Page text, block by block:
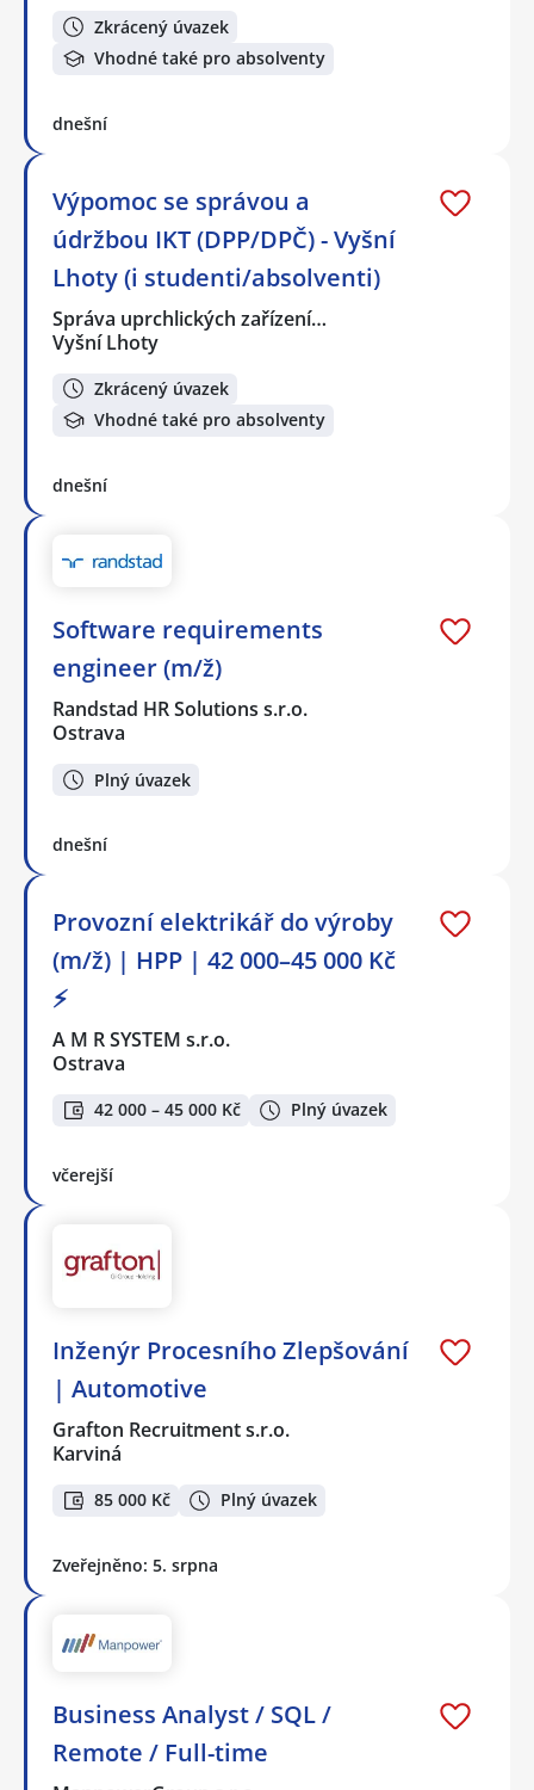
Zkrácený úvazek
Vhodné také pro absolventy
dnešní
Výpomoc se správou a
údržbou IKT (DPP/DPČ) - Vyšní
Lhoty (i studenti/absolventi)
Správa uprchlických zařízení…
Vyšní Lhoty
Zkrácený úvazek
Vhodné také pro absolventy
dnešní
Software requirements
engineer (m/ž)
Randstad HR Solutions s.r.o.
Ostrava
Plný úvazek
dnešní
Provozní elektrikář do výroby
(m/ž) | HPP | 42 000–45 000 Kč
⚡
A M R SYSTEM s.r.o.
Ostrava
42 000 – 45 000 Kč Plný úvazek
včerejší
Inženýr Procesního Zlepšování
| Automotive
Grafton Recruitment s.r.o.
Karviná
85 000 Kč Plný úvazek
Zveřejněno: 5. srpna
Business Analyst / SQL /
Remote / Full-time